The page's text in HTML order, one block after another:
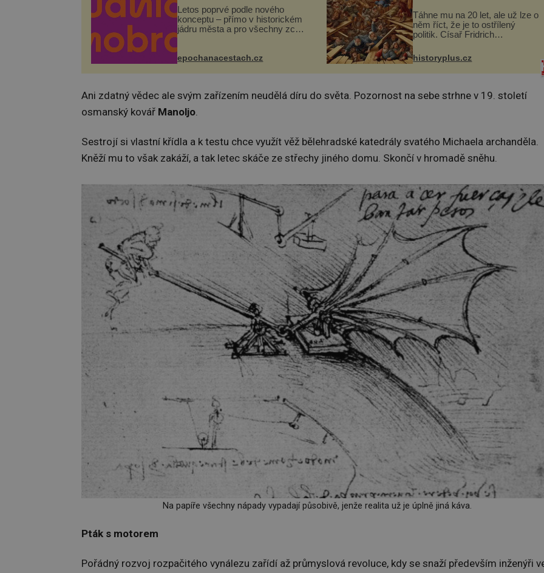
Letos poprvé podle nového
konceptu – přímo v historickém
jádru města a pro všechny zcela
náměstí. Návštěvníci se mohou
epochanacestach.cz
Táhne mu na 20 let, ale už lze o
něm říct, že je to ostřílený
politik. Císař Fridrich
syna a dědice Jindřicha VI. do
Erfurtu, aby se stal
prostředníkem při řešení sporu
historyplus.cz
Ani zdatný vědec ale svým zařízením neudělá díru do světa. Pozornost na sebe strhne v 19. století
osmanský kovář Manoljo
Sestrojí si vlastní křídla a k testu chce využít věž bělehradské katedrály svatého Michaela archanděla.
Kněží mu to však zakáží, a tak letec skáče ze střechy jiného domu. Skončí v hromadě sněhu.
Na papíře všechny nápady vypadají působivě, jenže realita už je úplně jiná káva.
Pták s motorem
Pořádný rozvoj rozpačitého vynálezu zařídí až průmyslová revoluce, kdy se snaží především inženýři